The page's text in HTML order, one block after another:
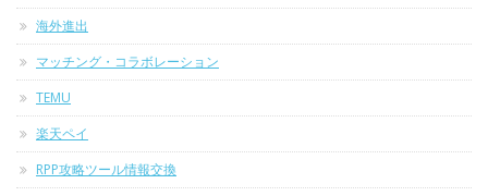
海外進出
マッチング・コラボレーション
TEMU
楽天ペイ
RPP攻略ツール情報交換